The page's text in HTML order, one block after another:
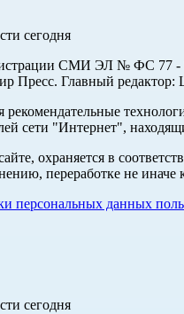
сегодня
СМИ ЭЛ № ФС 77 -
Главный редактор:
сети "Интернет",
охраняется в
переработке не иначе
персональных данных
сегодня